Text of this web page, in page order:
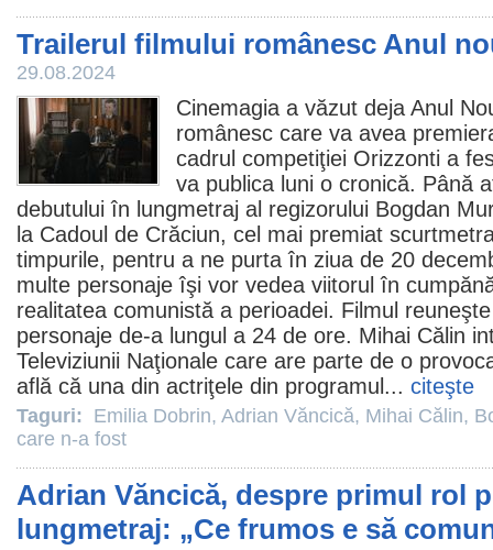
Trailerul filmului românesc Anul
29.08.2024
Cinemagia a văzut deja Anul
românesc care va avea
cadrul competiţiei Orizzonti a
va publica luni o cronică. Până
debutului în lungmetraj al regizorului Bogdan
la Cadoul de Crăciun, cel mai premiat
timpurile, pentru a ne purta în ziua de 20
multe personaje îşi vor vedea viitorul în
realitatea comunistă a perioadei. Filmul
personaje de-a lungul a 24 de ore. Mihai Călin
Televiziunii Naţionale care are parte de o
află că una din actriţele din programul... citeşte
Taguri: Emilia Dobrin, Adrian Văncică, Mihai Călin,
care n-a fost
Adrian Văncică, despre primul rol
lungmetraj: „Ce frumos e să